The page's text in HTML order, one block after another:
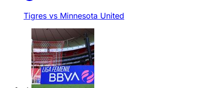
Tigres vs Minnesota United